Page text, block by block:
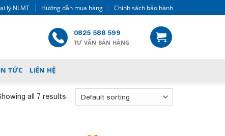
lý NLMT Hướng dẫn mua hàng Chính sách bảo hành
0825 588 599
TƯ VẤN BÁN HÀNG
TỨC LIÊN HỆ
all 7 results